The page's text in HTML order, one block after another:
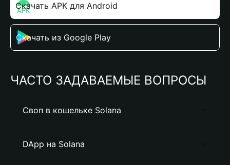
Скачать APK для Android
Скачать из Google Play
ЧАСТО ЗАДАВАЕМЫЕ ВОПРОСЫ
Своп в кошельке Solana
DApp на Solana